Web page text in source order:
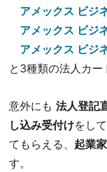
アメックス ビジ
アメックス ビジ
アメックス ビジ
と3種類の法人カー
意外にも法人登記
し込み受付けをし
てもらえる、 起業
す。